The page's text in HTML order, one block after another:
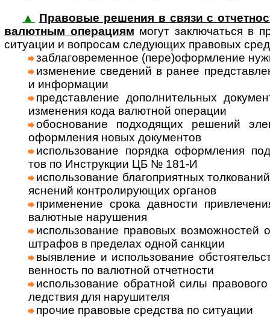
▲
Правовые решения в связи с
валют­ным опе­ра­циям могут за­клю­ча­ться в
ситу­ации и воп­ро­сам сле­дую­щих пра­во­вых
заблаговременное (пере)оформ­ление
изменение сведений в ранее
и инфор­мации
представление дополнительных
изме­не­ния кода валют­ной опе­рации
обоснование подходящих решений
оформ­ле­ния новых доку­мен­тов
использование порядка оформления
тов по Инст­рук­ции ЦБ № 181-И
использование благоприятных
яс­не­ний конт­роли­рую­щих орга­нов
применение срока давности
валют­ные нару­шения
использование правовых возможностей
штра­фов в пре­де­лах одной санкции
выявление и использование
вен­ность по валют­ной отчет­но­сти
использование обратной силы
лед­ст­вия для нару­шителя
прочие правовые средства по ситу­ации